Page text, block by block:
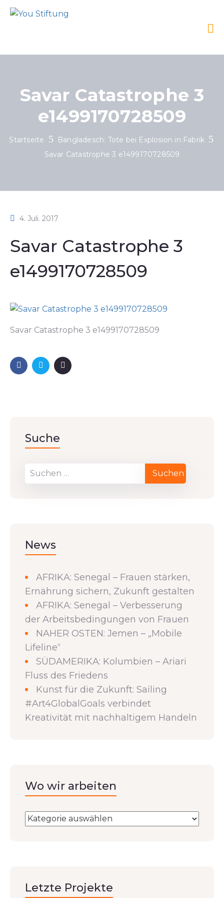
Savar Catastrophe 3
e1499170728509
Startseite
Bangladesch: Tote bei Explosion in Fabrik
Savar Catastrophe 3 e1499170728509
4. Juli. 2017
Savar Catastrophe 3
e1499170728509
Savar Catastrophe 3 e1499170728509
Suche
News
AFRIKA: Senegal – Frauen stärken,
Ernährung sichern, Zukunft gestalten
AFRIKA: Senegal – Verbesserung
der Arbeitsbedingungen von Frauen
NAHER OSTEN: Jemen – „Mobile
Lifeline“
SÜDAMERIKA: Kolumbien – Ariari
Fluss des Friedens
Kunst für die Zukunft: Sailing
#Art4GlobalGoals verbindet
Kreativität mit nachhaltigem Handeln
Wo wir arbeiten
Letzte Projekte